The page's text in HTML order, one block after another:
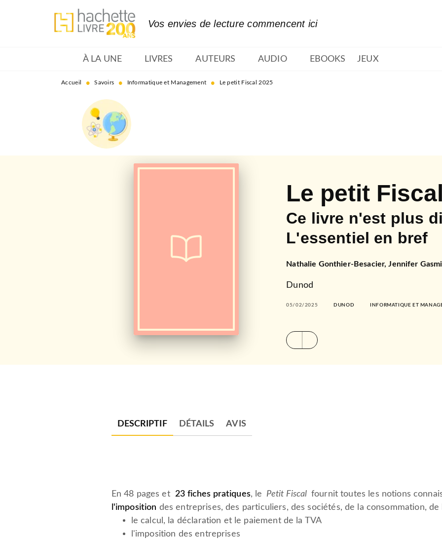
MENU RECHERCHE
Vos envies de lecture commencent ici
À LA UNE LIVRES AUTEURS AUDIO EBOOKS JEUX
Accueil • Savoirs • Informatique et Management • Le petit Fiscal 2025
Le petit
Ce livre n'est plus
L'essentiel en bref
Nathalie Gonthier-Besacier,Jennifer Gasmi
Dunod
05/02/2025 DUNOD INFORMATIQUE ET
DESCRIPTIF DÉTAILS AVIS
En 48 pages et23 fiches pratiques, le Petit Fiscal fournit toutes les notions
l'imposition des entreprises, des particuliers, des sociétés, de la consommation,
le calcul, la déclaration et le paiement de la TVA
l'imposition des entreprises